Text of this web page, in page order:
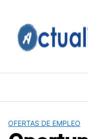
contenido
OFERTAS DE EMPLEO